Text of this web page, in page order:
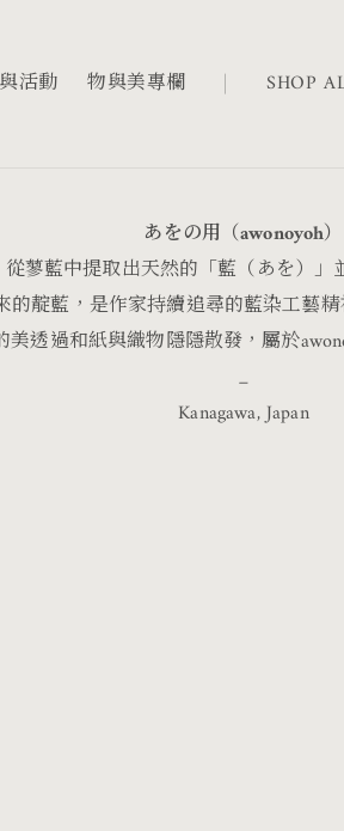
活動 物與美專欄 SHOP
あをの用（awonoyoh）
蓼藍中提取出天然的「藍（あを）
的靛藍，是作家持續追尋的藍染工藝
透過和紙與織物隱隱散發，屬於
_
Kanagawa, Japan